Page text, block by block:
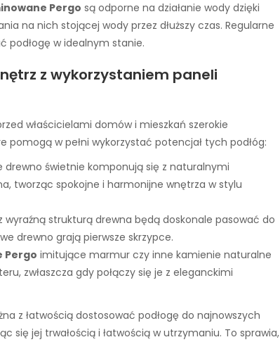
Pergo są odporne na działanie wody dzięki
na nich stojącej wody przez dłuższy czas. Regularne
podłogę w idealnym stanie.
z wykorzystaniem paneli
właścicielami domów i mieszkań szerokie
pomogą w pełni wykorzystać potencjał tych podłóg:
drewno świetnie komponują się z naturalnymi
tworząc spokojne i harmonijne wnętrza w stylu
wyraźną strukturą drewna będą doskonale pasować do
drewno grają pierwsze skrzypce.
Pergo imitujące marmur czy inne kamienie naturalne
zwłaszcza gdy połączy się je z eleganckimi
z łatwością dostosować podłogę do najnowszych
się jej trwałością i łatwością w utrzymaniu. To sprawia,